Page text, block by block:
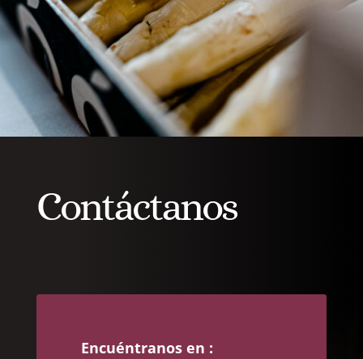
Contáctanos
Encuéntranos en :